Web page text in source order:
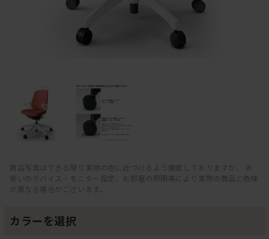
商品写真はできる限り実物の色に近づけるよう徹底しておりますが、 お
使いのデバイス・モニター設定、お部屋の照明等により実際の商品と色味
が異なる場合がございます。
カラーを選択